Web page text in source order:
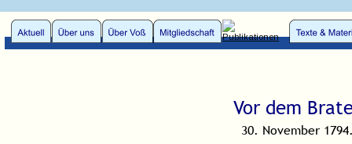
Vor dem
30. November